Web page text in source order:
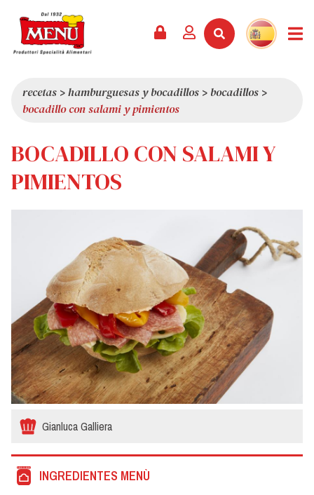
CATÁLOGO
SERVICIOS
ÚLTIMAS NOVEDADES
PREMIOS
RESEÑA DE LA PRENSA
QUIÉNES SOMOS
CALIDAD
VALORES
CURIOSIDADES
SHOWROOM
TRABAJA CON NOSOTROS
recetas >hamburguesas y bocadillos > bocadillos >
bocadillo con salami y pimientos
BOCADILLO CON SALAMI Y
PIMIENTOS
Gianluca Galliera
INGREDIENTES MENÙ